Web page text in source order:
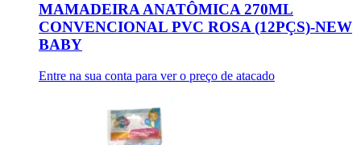
MAMADEIRA ANATÔMICA 270ML
CONVENCIONAL PVC ROSA (12PÇS)-NEW
BABY
Entre na sua conta para ver o preço de atacado